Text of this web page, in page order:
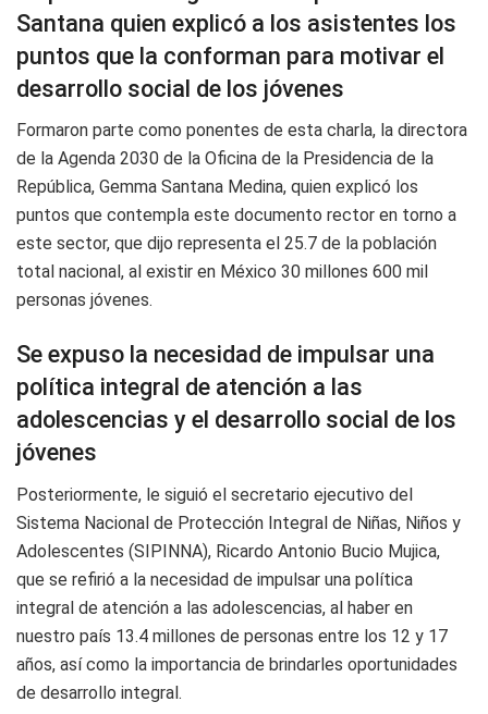
Santana quien explicó a los asistentes los
puntos que la conforman para motivar el
desarrollo social de los jóvenes
Formaron parte como ponentes de esta charla, la directora
de la Agenda 2030 de la Oficina de la Presidencia de la
República, Gemma Santana Medina, quien explicó los
puntos que contempla este documento rector en torno a
este sector, que dijo representa el 25.7 de la población
total nacional, al existir en México 30 millones 600 mil
personas jóvenes.
Se expuso la necesidad de impulsar una
política integral de atención a las
adolescencias y el desarrollo social de los
jóvenes
Posteriormente, le siguió el secretario ejecutivo del
Sistema Nacional de Protección Integral de Niñas, Niños y
Adolescentes (SIPINNA), Ricardo Antonio Bucio Mujica,
que se refirió a la necesidad de impulsar una política
integral de atención a las adolescencias, al haber en
nuestro país 13.4 millones de personas entre los 12 y 17
años, así como la importancia de brindarles oportunidades
de desarrollo integral.